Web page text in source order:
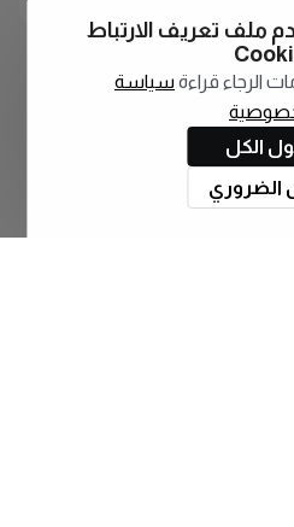
ملف تعريف الارتباط
الرجاء قراءة سياسة
الكل
الضروري